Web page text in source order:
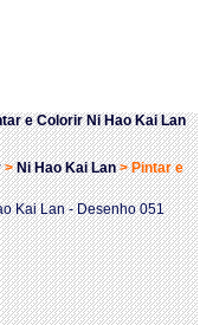
e Colorir Ni Hao Kai Lan
>Ni Hao Kai Lan>Pintar e
Kai Lan - Desenho 051